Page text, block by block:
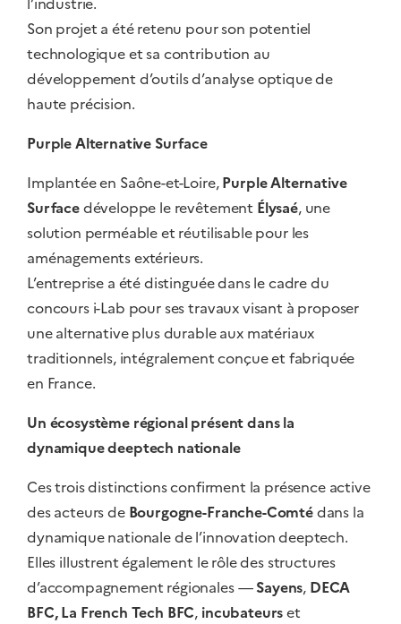
Son projet a été retenu pour son potentiel
technologique et sa contribution au
développement d’outils d’analyse optique de
haute précision.
Purple Alternative Surface
Implantée en Saône-et-Loire,Purple Alternative
Surfacedéveloppe le revêtement Élysaé, une
solution perméable et réutilisable pour les
aménagements extérieurs.
L’entreprise a été distinguée dans le cadre du
concours i-Lab pour ses travaux visant à proposer
une alternative plus durable aux matériaux
traditionnels, intégralement conçue et fabriquée
en France.
Un écosystème régional présent dans la
dynamique deeptech nationale
Ces trois distinctions confirment la présence active
des acteurs de Bourgogne-Franche-Comtédans la
dynamique nationale de l’innovation deeptech.
Elles illustrent également le rôle des structures
d’accompagnement régionales —Sayens, DECA
BFC,La French Tech BFC, incubateurset